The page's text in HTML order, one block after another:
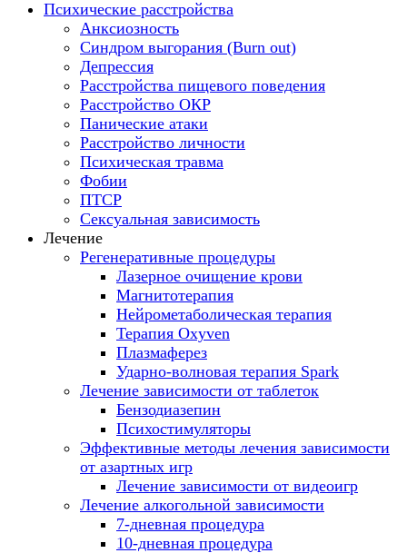
Психические расстройства
Анксиозность
Синдром выгорания (Burn out)
Депрессия
Расстройства пищевого поведения
Расстройство ОКР
Панические атаки
Расстройство личности
Психическая травма
Фобии
ПТСР
Сексуальная зависимость
Лечение
Регенеративные процедуры
Лазерное очищение крови
Магнитотерапия
Нейрометаболическая терапия
Терапия Oxyven
Плазмаферез
Ударно-волновая терапия Spark
Лечение зависимости от таблеток
Бензодиазепин
Психостимуляторы
Эффективные методы лечения зависимости
от азартных игр
Лечение зависимости от видеоигр
Лечение алкогольной зависимости
7-дневная процедура
10-дневная процедура